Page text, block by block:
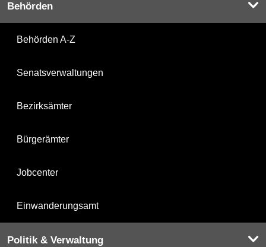
Behörden
Behörden A-Z
Senatsverwaltungen
Bezirksämter
Bürgerämter
Jobcenter
Einwanderungsamt
Politik & Verwaltung